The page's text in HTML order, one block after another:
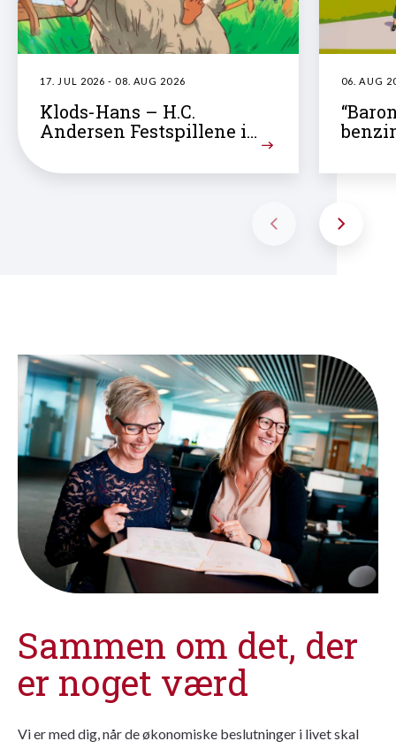
17. JUL 2026 - 08. AUG 2026
Klods-Hans – H.C.
Andersen Festspillene i
06. AUG
Sammen om det, der
er noget værd
Vi er med dig, når de økonomiske beslutninger i livet skal